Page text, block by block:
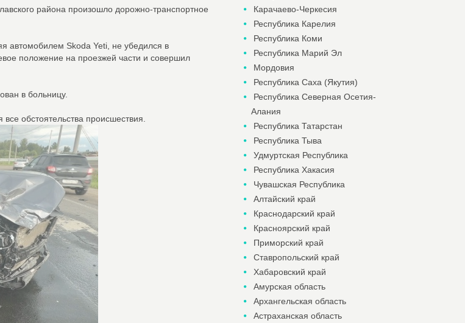
района произошло дорожно-транспортное
автомобилем Skoda Yeti, не убедился в
положение на проезжей части и совершил
в больницу.
обстоятельства происшествия.
Карачаево-Черкесия
Республика Карелия
Республика Коми
Республика Марий Эл
Мордовия
Республика Саха (Якутия)
Республика Северная Осетия-
Алания
Республика Татарстан
Республика Тыва
Удмуртская Республика
Республика Хакасия
Чувашская Республика
Алтайский край
Краснодарский край
Красноярский край
Приморский край
Ставропольский край
Хабаровский край
Амурская область
Архангельская область
Астраханская область